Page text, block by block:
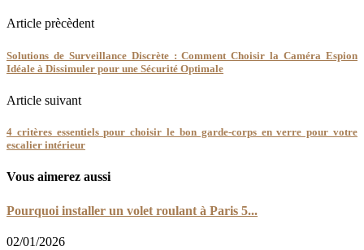
Article prècèdent
Solutions de Surveillance Discrète : Comment Choisir la Caméra Espion
Idéale à Dissimuler pour une Sécurité Optimale
Article suivant
4 critères essentiels pour choisir le bon garde-corps en verre pour votre
escalier intérieur
Vous aimerez aussi
Pourquoi installer un volet roulant à Paris 5...
02/01/2026